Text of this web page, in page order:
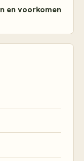
en voorkomen